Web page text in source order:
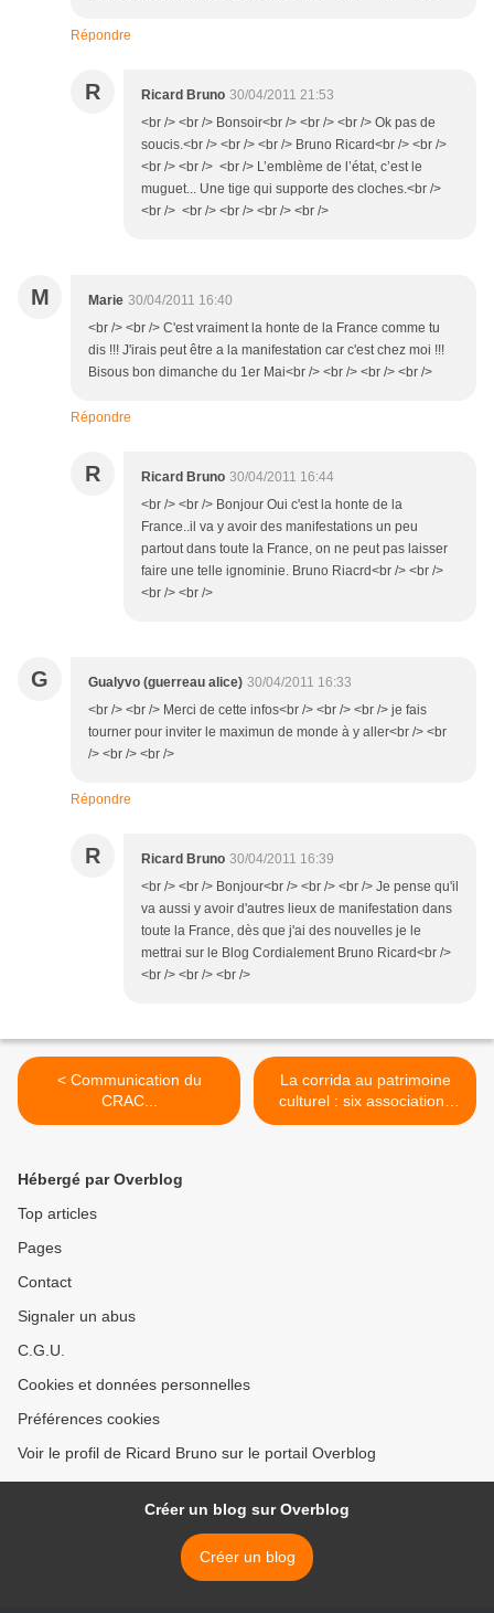
Répondre
R Ricard Bruno 30/04/2011 21:53
<br /> <br /> Bonsoir<br /> <br /> <br /> Ok pas de
soucis.<br /> <br /> <br /> Bruno Ricard<br /> <br />
<br /> <br /> <br /> L’emblème de l’état, c’est le
muguet... Une tige qui supporte des cloches.<br />
<br /> <br /> <br /> <br /> <br />
M Marie 30/04/2011 16:40
<br /> <br /> C'est vraiment la honte de la France comme tu
dis !!! J'irais peut être a la manifestation car c'est chez moi !!!
Bisous bon dimanche du 1er Mai<br /> <br /> <br /> <br />
Répondre
R Ricard Bruno 30/04/2011 16:44
<br /> <br /> Bonjour Oui c'est la honte de la
France..il va y avoir des manifestations un peu
partout dans toute la France, on ne peut pas laisser
faire une telle ignominie. Bruno Riacrd<br /> <br />
<br /> <br />
G Gualyvo (guerreau alice) 30/04/2011 16:33
<br /> <br /> Merci de cette infos<br /> <br /> <br /> je fais
tourner pour inviter le maximun de monde à y aller<br /> <br
/> <br /> <br />
Répondre
R Ricard Bruno 30/04/2011 16:39
<br /> <br /> Bonjour<br /> <br /> <br /> Je pense qu'il
va aussi y avoir d'autres lieux de manifestation dans
toute la France, dès que j'ai des nouvelles je le
mettrai sur le Blog Cordialement Bruno Ricard<br />
<br /> <br /> <br />
< Communication du
CRAC...
La corrida au patrimoine
culturel : six associations
demandent l'annulation >
Hébergé par Overblog
Top articles
Pages
Contact
Signaler un abus
C.G.U.
Cookies et données personnelles
Préférences cookies
Voir le profil de Ricard Bruno sur le portail Overblog
Créer un blog sur Overblog
Créer un blog